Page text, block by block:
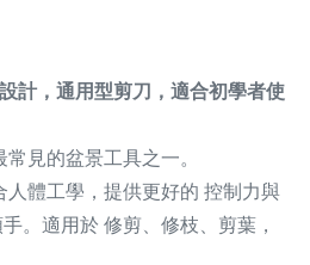
計， 通用型剪刀，適合初學者使
常見的盆景工具之一。
人體工學，提供更好的 控制力與
。 適用於 修剪、修枝、剪葉，